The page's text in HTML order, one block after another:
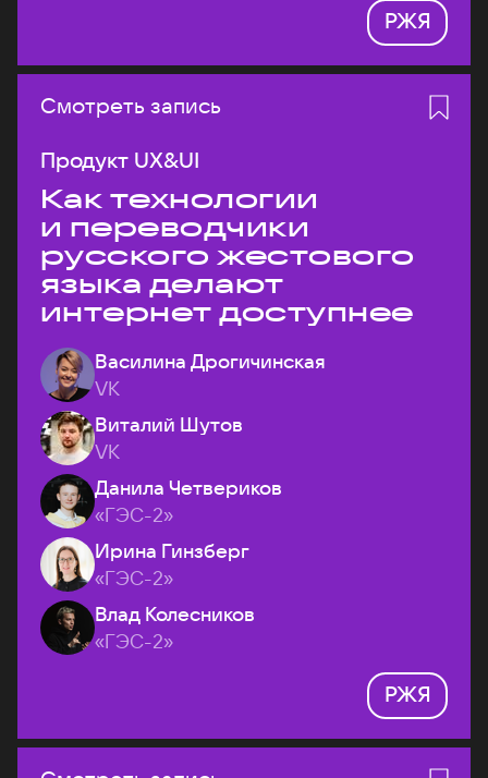
РЖЯ
Смотреть запись
Продукт UX&UI
Как технологии
и переводчики
русского жестового
языка делают
интернет доступнее
Василина Дрогичинская
VK
Виталий Шутов
VK
Данила Четвериков
«ГЭС-2»
Ирина Гинзберг
«ГЭС-2»
Влад Колесников
«ГЭС-2»
РЖЯ